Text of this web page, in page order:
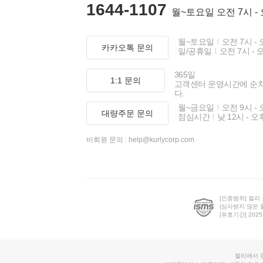
1644-1107 월~토요일 오전 7시 -
카카오톡 문의
월~토요일
오전 7시 -
일/공휴일
오전 7시 -
1:1 문의
365일
고객센터 운영시간에 순
다.
대량주문 문의
월~금요일
오전 9시 -
점심시간
낮 12시 - 오
비회원 문의 : help@kurlycorp.com
[인증범위] 컬리
(심사받지 않은
[유효기간]
컬리에서